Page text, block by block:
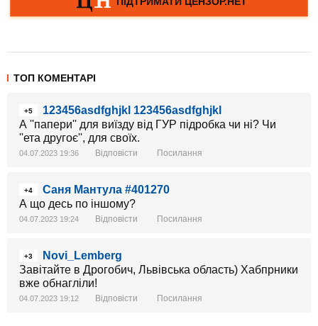
ТОП КОМЕНТАРІ
+5
123456asdfghjkl 123456asdfghjkl
А ''папери'' для виїзду від ГУР підробка чи ні? Чи
''ета другоє'', для своїх.
04.07.2023 19:36 Відповісти Посилання
+4
Саня Мантула #401270
А що десь по іншому?
04.07.2023 19:24 Відповісти Посилання
+3
Novi_Lemberg
Завітайте в Дрогобич, Львівська область) Хабпрники
вже обнагліли!
04.07.2023 19:12 Відповісти Посилання